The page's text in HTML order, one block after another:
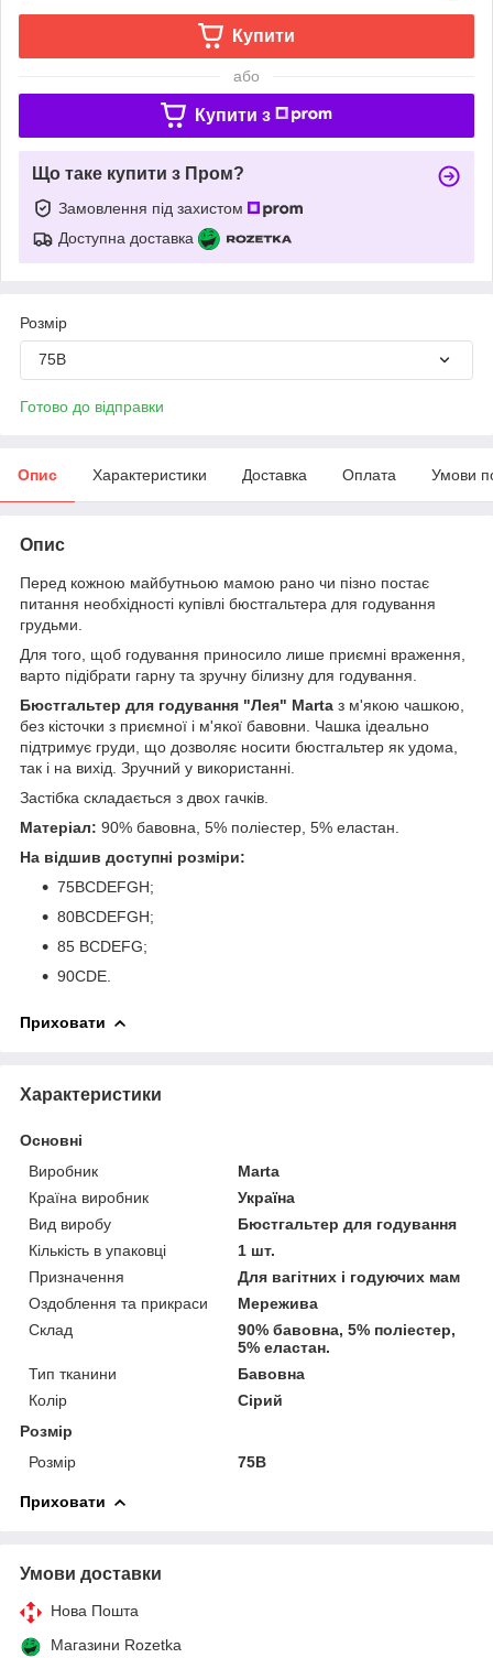
Купити
або
Купити з
Що таке купити з Пром?
Замовлення під захистом
Доступна доставка
Розмір
75B
Готово до відправки
Опис Характеристики Доставка Оплата Умови
Опис
Перед кожною майбутньою мамою рано чи пізно постає
питання необхідності купівлі бюстгальтера для годування
грудьми.
Для того, щоб годування приносило лише приємні враження,
варто підібрати гарну та зручну білизну для годування.
Бюстгальтер для годування "Лея" Marta з м'якою чашкою,
без кісточки з приємної і м'якої бавовни. Чашка ідеально
підтримує груди, що дозволяє носити бюстгальтер як удома,
так і на вихід. Зручний у використанні.
Застібка складається з двох гачків.
Матеріал: 90% бавовна, 5% поліестер, 5% еластан.
На відшив доступні розміри:
75BCDEFGH;
80BCDEFGH;
85 BCDEFG;
90CDE.
Приховати
Характеристики
Основні
Виробник
Marta
Країна виробник
Україна
Вид виробу
Бюстгальтер для годування
Кількість в упаковці
1 шт.
Призначення
Для вагітних і годуючих мам
Оздоблення та прикраси
Мережива
Склад
90% бавовна, 5% поліестер,
5% еластан.
Тип тканини
Бавовна
Колір
Сірий
Розмір
Розмір
75B
Приховати
Умови доставки
Нова Пошта
Магазини Rozetka